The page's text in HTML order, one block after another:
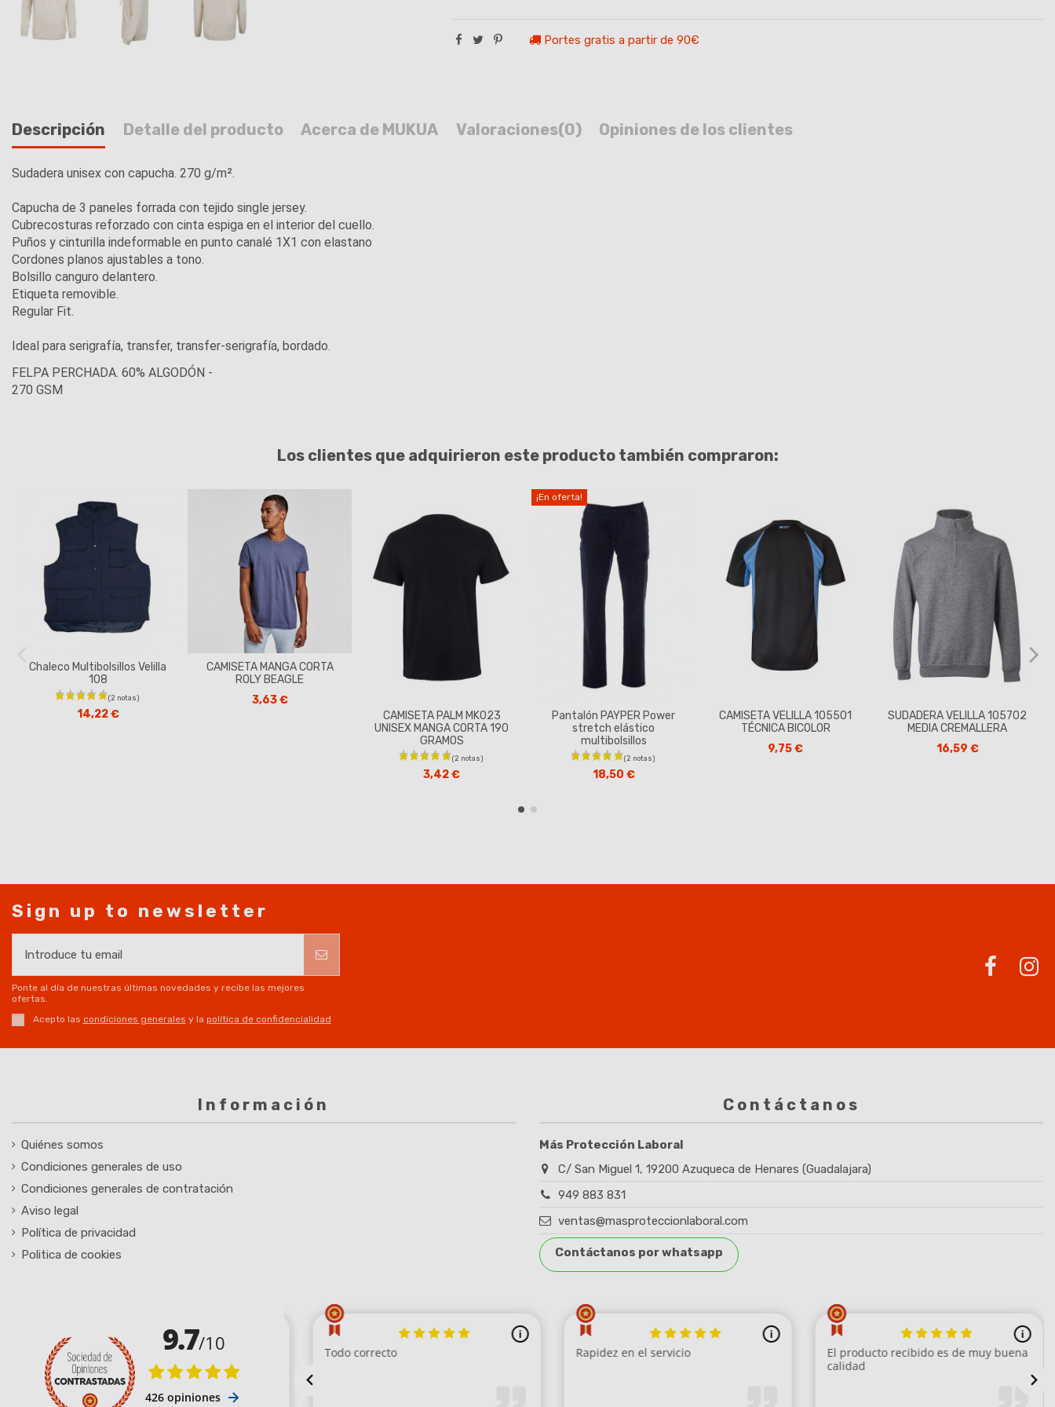
Portes gratis a partir de 90€
Descripción Detalle del producto Acerca de MUKUA Valoraciones(0) Opiniones de los clientes
Sudadera unisex con capucha. 270 g/m².
Capucha de 3 paneles forrada con tejido single jersey.
Cubrecosturas reforzado con cinta espiga en el interior del cuello.
Puños y cinturilla indeformable en punto canalé 1X1 con elastano
Cordones planos ajustables a tono.
Bolsillo canguro delantero.
Etiqueta removible.
Regular Fit.
Ideal para serigrafía, transfer, transfer-serigrafía, bordado.
FELPA PERCHADA. 60% ALGODÓN -
270 GSM
Los clientes que adquirieron este producto también compraron:
Chaleco Multibolsillos Velilla
108
14,22 €
CAMISETA MANGA CORTA
ROLY BEAGLE
3,63 €
CAMISETA PALM MK023
UNISEX MANGA CORTA 190
GRAMOS
3,42 €
¡En oferta!
Pantalón PAYPER Power
stretch elástico
multibolsillos
18,50 €
CAMISETA VELILLA 105501
TÉCNICA BICOLOR
9,75 €
SUDADERA VELILLA 105702
MEDIA CREMALLERA
16,59 €
Sign up to newsletter
Ponte al día de nuestras últimas novedades y recibe las mejores
ofertas.
Acepto las condiciones generales y la política de confidencialidad
Información
Quiénes somos
Condiciones generales de uso
Condiciones generales de contratación
Aviso legal
Política de privacidad
Politica de cookies
Contáctanos
Más Protección Laboral
C/ San Miguel 1, 19200 Azuqueca de Henares (Guadalajara)
949 883 831
ventas@masproteccionlaboral.com
Contáctanos por whatsapp